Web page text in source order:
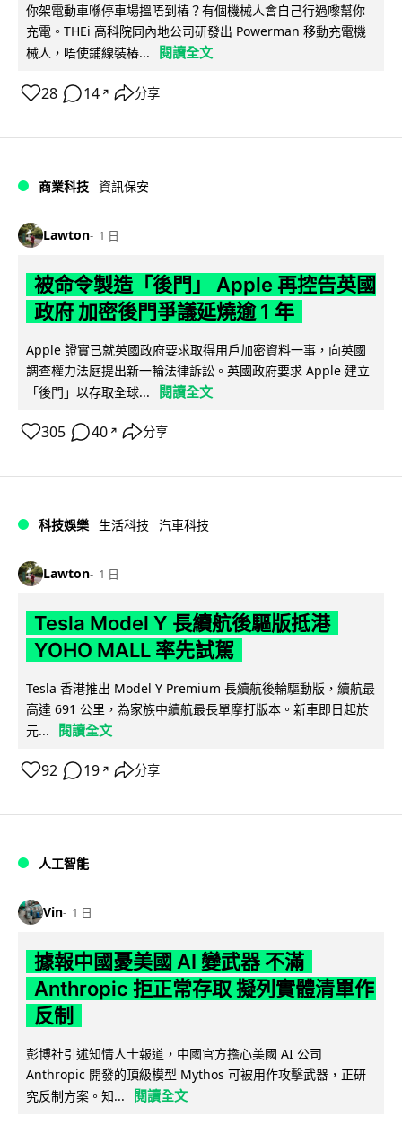
你架電動車喺停車場搵唔到樁？有個機械人會自己行過嚟幫你
充電。THEi 高科院同內地公司研發出 Powerman 移動充電機
械人，唔使鋪線裝樁...
閱讀全文
28 14 ↗ 分享
商業科技 資訊保安
Lawton 1 日
被命令製造「後門」 Apple 再控告英國
政府 加密後門爭議延燒逾 1 年
Apple 證實已就英國政府要求取得用戶加密資料一事，向英國
調查權力法庭提出新一輪法律訴訟。英國政府要求 Apple 建立
「後門」以存取全球...
閱讀全文
305 40 ↗ 分享
科技娛樂 生活科技 汽車科技
Lawton 1 日
Tesla Model Y 長續航後驅版抵港
YOHO MALL 率先試駕
Tesla 香港推出 Model Y Premium 長續航後輪驅動版，續航最
高達 691 公里，為家族中續航最長單摩打版本。新車即日起於
元...
閱讀全文
92 19 ↗ 分享
人工智能
Vin 1 日
據報中國憂美國 AI 變武器 不滿
Anthropic 拒正常存取 擬列實體清單作
反制
彭博社引述知情人士報道，中國官方擔心美國 AI 公司
Anthropic 開發的頂級模型 Mythos 可被用作攻擊武器，正研
究反制方案。知...
閱讀全文